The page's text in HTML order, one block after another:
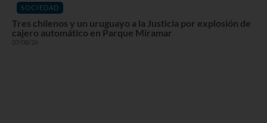
SOCIEDAD
Tres chilenos y un uruguayo a la Justicia por explosión de
cajero automático en Parque Miramar
07/08/26